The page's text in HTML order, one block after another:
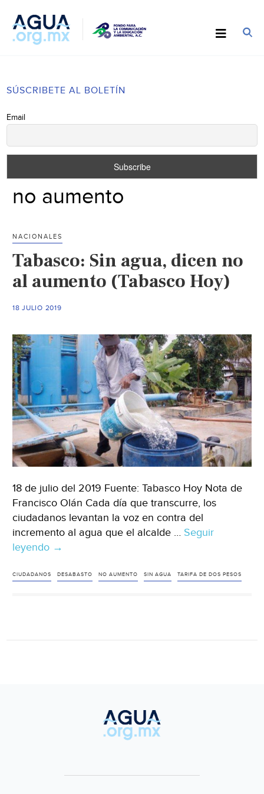
SÚSCRIBETE AL BOLETÍN
Email
no aumento
NACIONALES
Tabasco: Sin agua, dicen no
al aumento (Tabasco Hoy)
18 JULIO 2019
18 de julio del 2019 Fuente: Tabasco Hoy Nota de
Francisco Olán Cada día que transcurre, los
ciudadanos levantan la voz en contra del
incremento al agua que el alcalde … Seguir
leyendo Tabasco:
agua,
→
CIUDADANOS DESABASTO NO AUMENTO SIN AGUA TARIFA DE DOS PESOS